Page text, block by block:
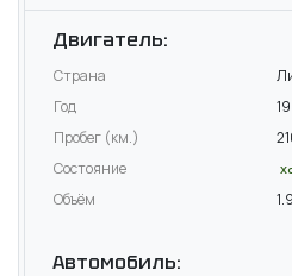
Двигатель:
Страна
Год
Пробег (км.)
Состояние
Объём
Автомобиль: